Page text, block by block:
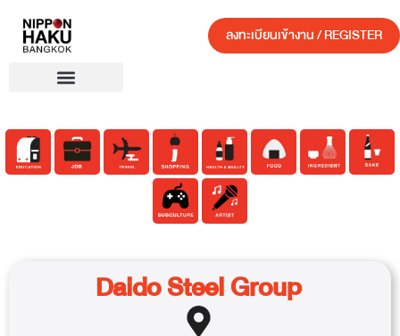
ลงทะเบียนเข้างาน / REGISTER
Daido Steel Group